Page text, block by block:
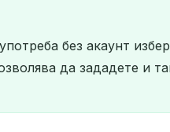
без акаунт
да зададете и